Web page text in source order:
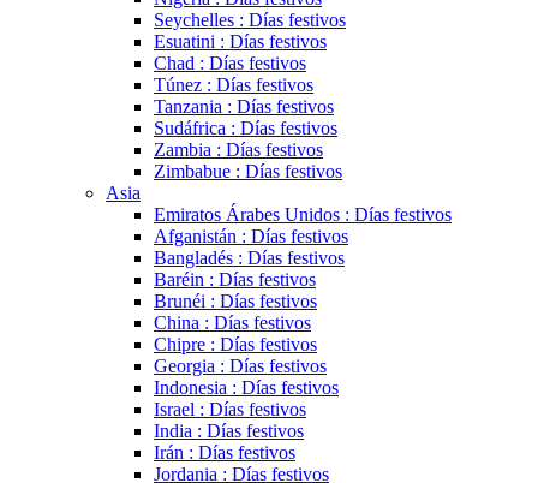
Seychelles : Días festivos
Esuatini : Días festivos
Chad : Días festivos
Túnez : Días festivos
Tanzania : Días festivos
Sudáfrica : Días festivos
Zambia : Días festivos
Zimbabue : Días festivos
Asia
Emiratos Árabes Unidos : Días festivos
Afganistán : Días festivos
Bangladés : Días festivos
Baréin : Días festivos
Brunéi : Días festivos
China : Días festivos
Chipre : Días festivos
Georgia : Días festivos
Indonesia : Días festivos
Israel : Días festivos
India : Días festivos
Irán : Días festivos
Jordania : Días festivos